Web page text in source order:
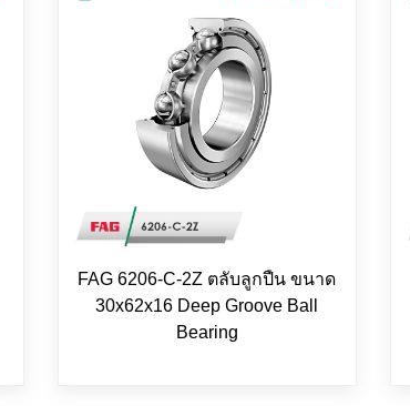
FAG 6206-C-2Z ตลับลูกปืน ขนาด
30x62x16 Deep Groove Ball
Bearing